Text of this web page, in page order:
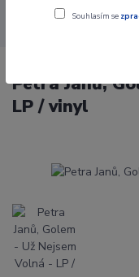
Alba Gramodesky
Petra Janů,
LP / vinyl
Souhlasím se